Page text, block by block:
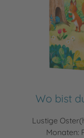
Wo bist
Lustige
Monaten: